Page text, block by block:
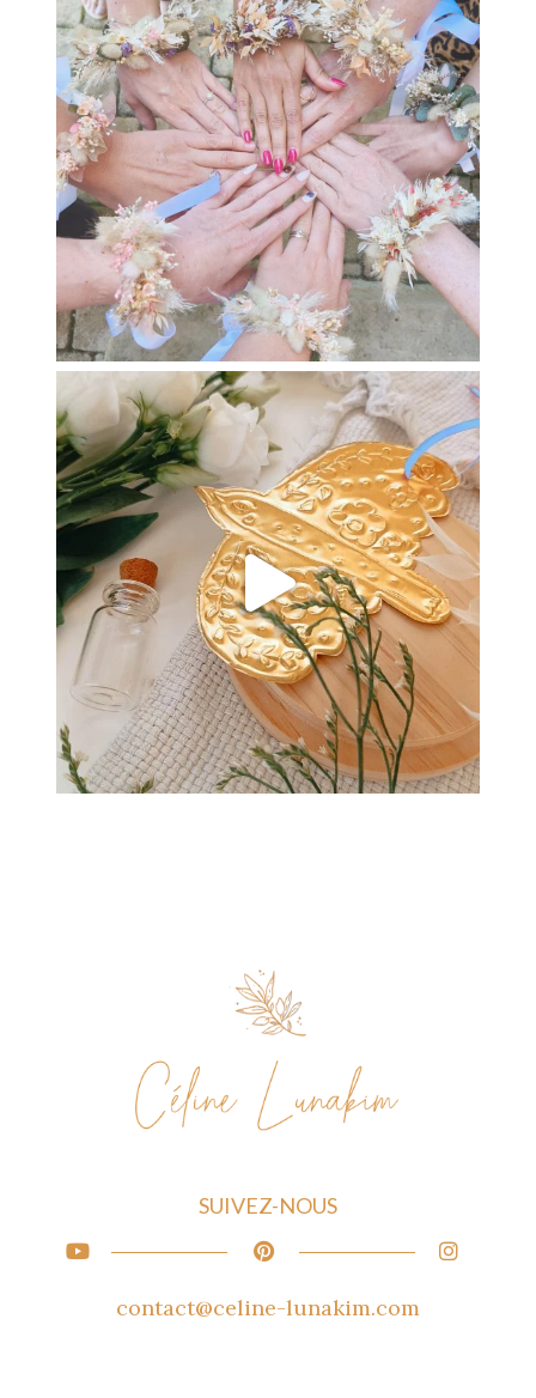
SUIVEZ-NOUS
contact@celine-lunakim.com